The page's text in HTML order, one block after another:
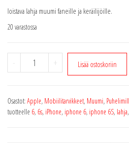
loistava lahja muumi faneille ja keräilijöille.
20 varastossa
-
Muumi
kuoret
&6S
Musta
+ Lisää ostoskoriin
Osastot: Apple, Mobiilitarvikkeet, Muumi,
tuotteelle 6, 6s, iPhone, iphone 6, iphone 6S, lahja,